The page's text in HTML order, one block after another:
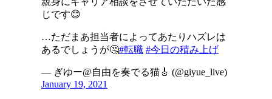
じです😊
…ただまあ担当者によってあたりハズレは
あるでしょうが🤔#転職 #今日の積み上げ
— ぎゆー@自由を奏でる猫🎸 (@giyue_live)
January 19, 2021